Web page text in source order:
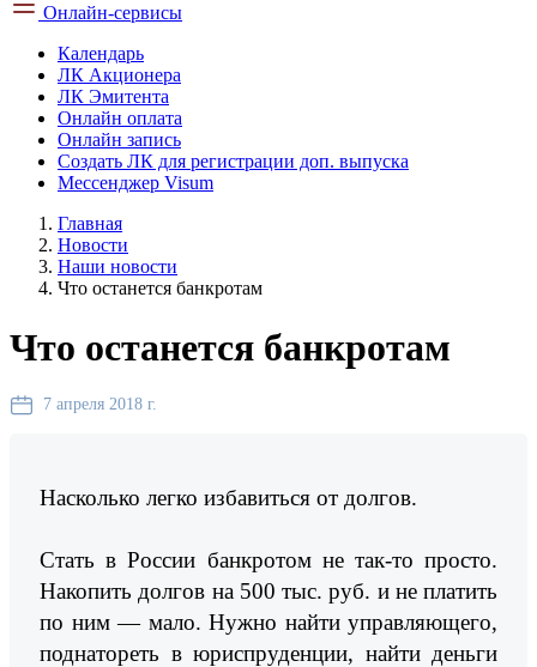
Онлайн-сервисы
Календарь
ЛК Акционера
ЛК Эмитента
Онлайн оплата
Онлайн запись
Создать ЛК для регистрации доп. выпуска
Мессенджер Visum
Главная
Новости
Наши новости
Что останется банкротам
Что останется банкротам
7 апреля 2018 г.
Насколько легко избавиться от долгов.
Стать в России банкротом не так-то просто.
Накопить долгов на 500 тыс. руб. и не платить
по ним — мало. Нужно найти управляющего,
поднатореть в юриспруденции, найти деньги